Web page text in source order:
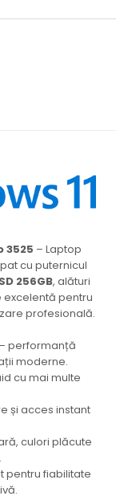
3525 – Laptop
cu puternicul
256GB, alături
pentru
profesională.
– performanță
moderne.
cu mai multe
și acces instant
culori plăcute
pentru fiabilitate